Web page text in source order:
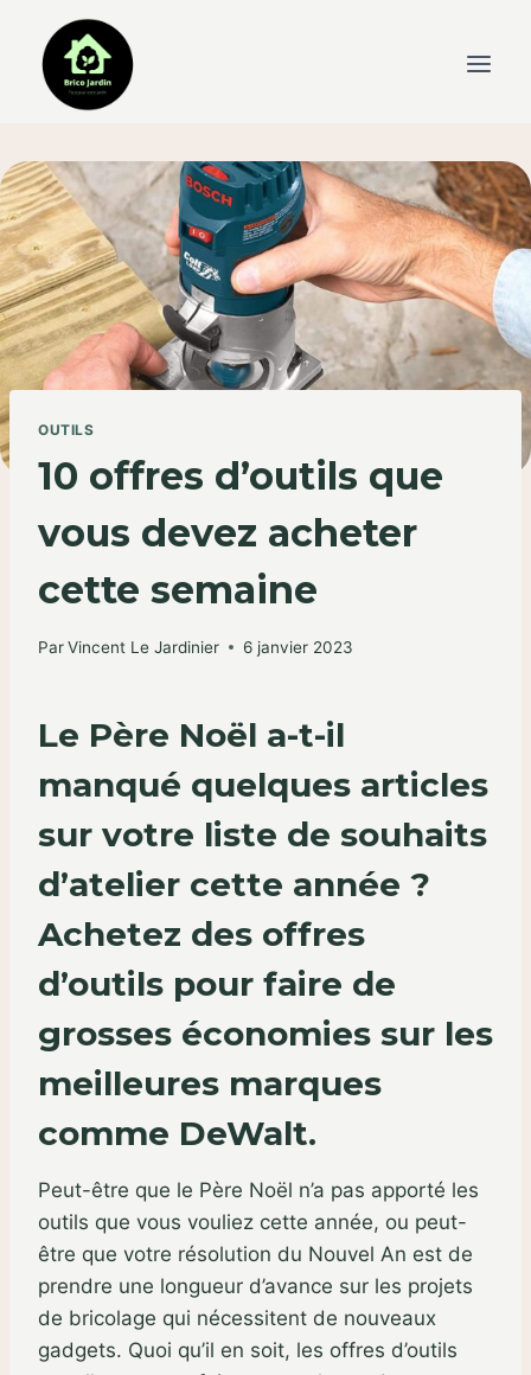
content
OUTILS
10 offres d’outils que
vous devez acheter
cette semaine
ParVincent Le Jardinier 6 janvier 2023
Le Père Noël a-t-il
manqué quelques articles
sur votre liste de souhaits
d’atelier cette année ?
Achetez des offres
d’outils pour faire de
grosses économies sur les
meilleures marques
comme DeWalt.
Peut-être que le Père Noël n’a pas apporté les
outils que vous vouliez cette année, ou peut-
être que votre résolution du Nouvel An est de
prendre une longueur d’avance sur les projets
de bricolage qui nécessitent de nouveaux
gadgets. Quoi qu’il en soit, les offres d’outils